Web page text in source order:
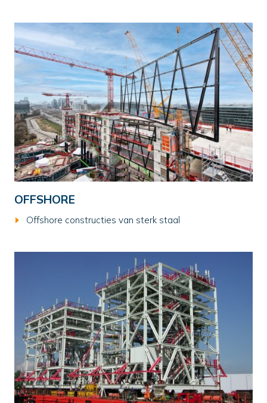
OFFSHORE
Offshore constructies van sterk staal